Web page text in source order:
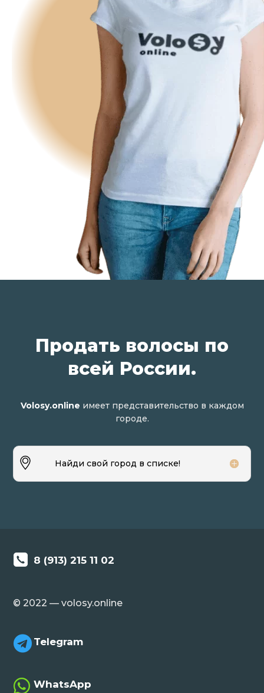
Продать волосы по
всей России.
Volosy.online имеет представительство в каждом
городе.
Найди свой город в списке!
8 (913) 215 11 02
© 2022 — volosy.online
 Telegram
 WhatsApp